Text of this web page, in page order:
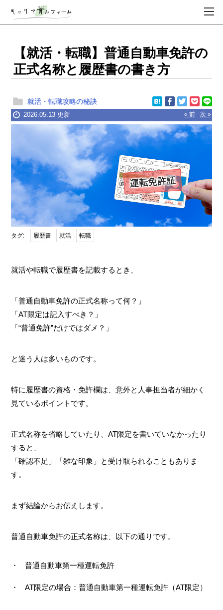
【就活・転職】普通自動車免許の
正式名称と履歴書の書き方
就活・転職攻略の秘訣
2026.05.13 更新 次 »
« 前
履歴書 就活 転職
就活や転職で履歴書を記載するとき、
「普通自動車免許の正式名称って何？」
「AT限定は記入すべき？」
「“普通免許”だけではダメ？」
と迷う人は多いものです。
特に履歴書の資格・免許欄は、意外と人事担当者が細かく
見ているポイントです。
正式名称を省略していたり、AT限定を書いていなかったり
すると、
「確認不足」「雑な印象」と受け取られることもありま
す。
まず結論からお伝えします。
普通自動車免許の正式名称は、以下の通りです。
普通自動車第一種運転免許
AT限定の場合：普通自動車第一種運転免許（AT限定）